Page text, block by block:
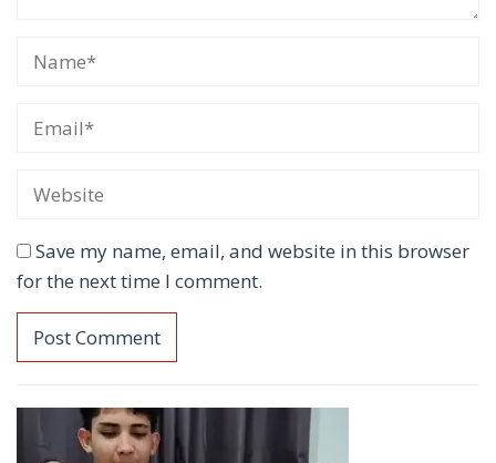
Save my name, email, and website in this browser
for the next time I comment.